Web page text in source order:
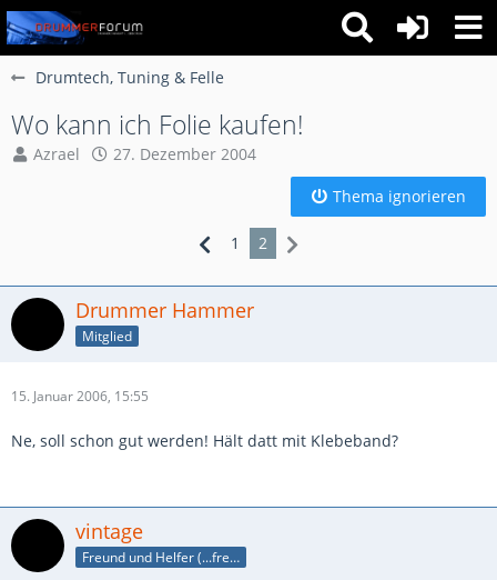
Drumtech, Tuning & Felle
Wo kann ich Folie kaufen!
Azrael
27. Dezember 2004
Thema ignorieren
1 2
Drummer Hammer
Mitglied
15. Januar 2006, 15:55
Ne, soll schon gut werden! Hält datt mit Klebeband?
vintage
Freund und Helfer (...freund, dir helf ich!)